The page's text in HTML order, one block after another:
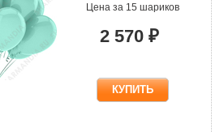
Цена за 15 шариков
2 570 ₽